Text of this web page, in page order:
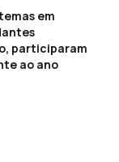
em
participaram
ao ano